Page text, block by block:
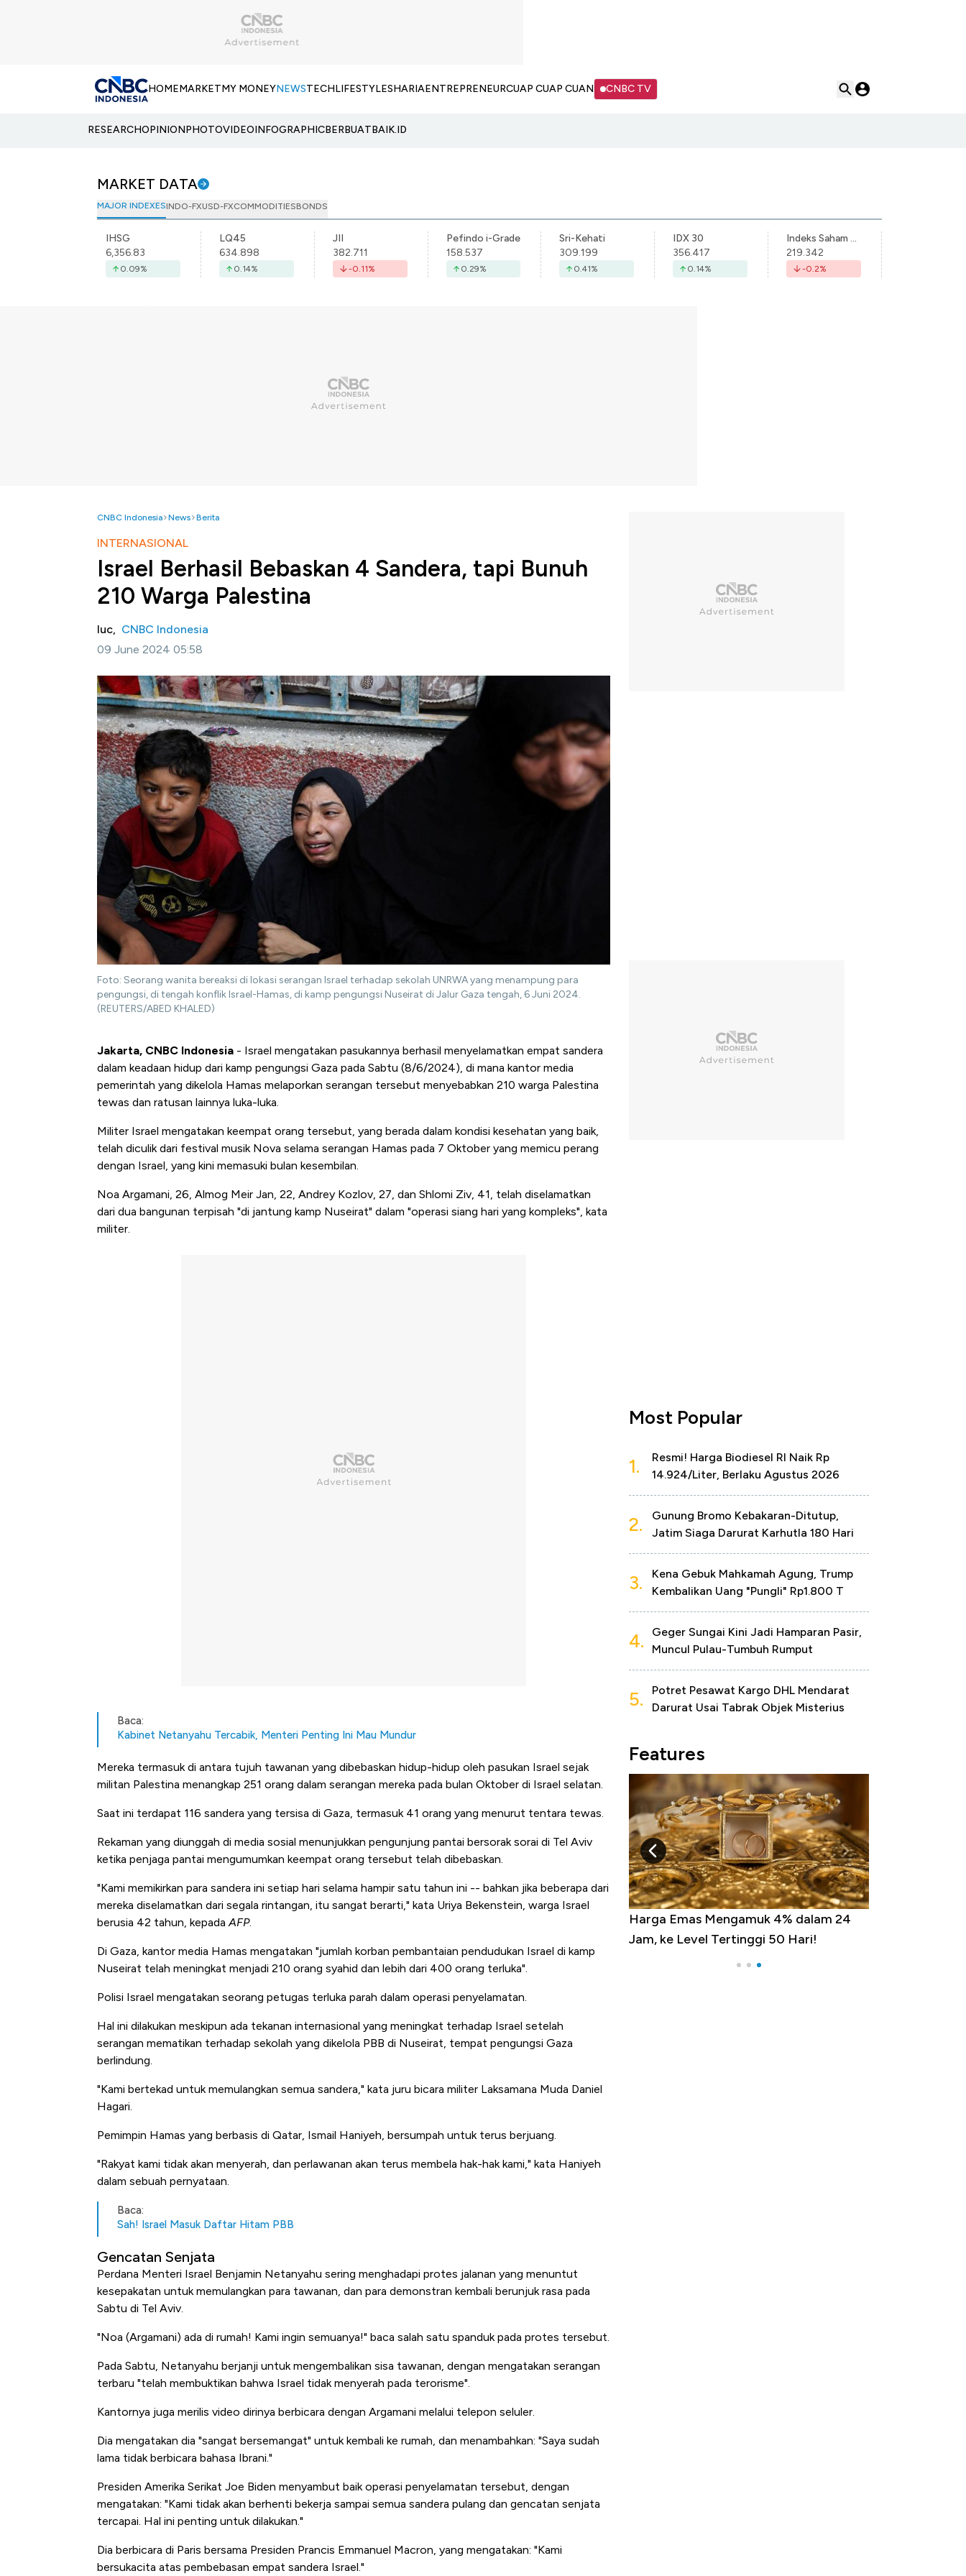
HOMEMARKETMY MONEYNEWSTECHLIFESTYLESHARIAENTREPRENEURCUAP CUAP CUAN CNBC TV
RESEARCHOPINIONPHOTOVIDEOINFOGRAPHICBERBUATBAIK.ID
MARKET DATA
MAJOR INDEXESINDO-FXUSD-FXCOMMODITIESBONDS
IHSG
6,356.83
0.09%
LQ45
634.898
0.14%
JII
382.711
-0.11%
Pefindo i-Grade
158.537
0.29%
Sri-Kehati
309.199
0.41%
IDX 30
356.417
0.14%
Indeks Saham Syariah Indonesia
219.342
-0.2%
CNBC Indonesia News Berita
INTERNASIONAL
Israel Berhasil Bebaskan 4 Sandera, tapi Bunuh
210 Warga Palestina
luc, CNBC Indonesia
09 June 2024 05:58
Foto: Seorang wanita bereaksi di lokasi serangan Israel terhadap sekolah UNRWA yang menampung para
pengungsi, di tengah konflik Israel-Hamas, di kamp pengungsi Nuseirat di Jalur Gaza tengah, 6 Juni 2024.
(REUTERS/ABED KHALED)
Jakarta, CNBC Indonesia - Israel mengatakan pasukannya berhasil menyelamatkan empat sandera
dalam keadaan hidup dari kamp pengungsi Gaza pada Sabtu (8/6/2024), di mana kantor media
pemerintah yang dikelola Hamas melaporkan serangan tersebut menyebabkan 210 warga Palestina
tewas dan ratusan lainnya luka-luka.
Militer Israel mengatakan keempat orang tersebut, yang berada dalam kondisi kesehatan yang baik,
telah diculik dari festival musik Nova selama serangan Hamas pada 7 Oktober yang memicu perang
dengan Israel, yang kini memasuki bulan kesembilan.
Noa Argamani, 26, Almog Meir Jan, 22, Andrey Kozlov, 27, dan Shlomi Ziv, 41, telah diselamatkan
dari dua bangunan terpisah "di jantung kamp Nuseirat" dalam "operasi siang hari yang kompleks", kata
militer.
Baca:
Kabinet Netanyahu Tercabik, Menteri Penting Ini Mau Mundur
Mereka termasuk di antara tujuh tawanan yang dibebaskan hidup-hidup oleh pasukan Israel sejak
militan Palestina menangkap 251 orang dalam serangan mereka pada bulan Oktober di Israel selatan.
Saat ini terdapat 116 sandera yang tersisa di Gaza, termasuk 41 orang yang menurut tentara tewas.
Rekaman yang diunggah di media sosial menunjukkan pengunjung pantai bersorak sorai di Tel Aviv
ketika penjaga pantai mengumumkan keempat orang tersebut telah dibebaskan.
"Kami memikirkan para sandera ini setiap hari selama hampir satu tahun ini -- bahkan jika beberapa dari
mereka diselamatkan dari segala rintangan, itu sangat berarti," kata Uriya Bekenstein, warga Israel
berusia 42 tahun, kepadaAFP.
Di Gaza, kantor media Hamas mengatakan "jumlah korban pembantaian pendudukan Israel di kamp
Nuseirat telah meningkat menjadi 210 orang syahid dan lebih dari 400 orang terluka".
Polisi Israel mengatakan seorang petugas terluka parah dalam operasi penyelamatan.
Hal ini dilakukan meskipun ada tekanan internasional yang meningkat terhadap Israel setelah
serangan mematikan terhadap sekolah yang dikelola PBB di Nuseirat, tempat pengungsi Gaza
berlindung.
"Kami bertekad untuk memulangkan semua sandera," kata juru bicara militer Laksamana Muda Daniel
Hagari.
Pemimpin Hamas yang berbasis di Qatar, Ismail Haniyeh, bersumpah untuk terus berjuang.
"Rakyat kami tidak akan menyerah, dan perlawanan akan terus membela hak-hak kami," kata Haniyeh
dalam sebuah pernyataan.
Baca:
Sah! Israel Masuk Daftar Hitam PBB
Gencatan Senjata
Perdana Menteri Israel Benjamin Netanyahu sering menghadapi protes jalanan yang menuntut
kesepakatan untuk memulangkan para tawanan, dan para demonstran kembali berunjuk rasa pada
Sabtu di Tel Aviv.
"Noa (Argamani) ada di rumah! Kami ingin semuanya!" baca salah satu spanduk pada protes tersebut.
Pada Sabtu, Netanyahu berjanji untuk mengembalikan sisa tawanan, dengan mengatakan serangan
terbaru "telah membuktikan bahwa Israel tidak menyerah pada terorisme".
Kantornya juga merilis video dirinya berbicara dengan Argamani melalui telepon seluler.
Dia mengatakan dia "sangat bersemangat" untuk kembali ke rumah, dan menambahkan: "Saya sudah
lama tidak berbicara bahasa Ibrani."
Presiden Amerika Serikat Joe Biden menyambut baik operasi penyelamatan tersebut, dengan
mengatakan: "Kami tidak akan berhenti bekerja sampai semua sandera pulang dan gencatan senjata
tercapai. Hal ini penting untuk dilakukan."
Dia berbicara di Paris bersama Presiden Prancis Emmanuel Macron, yang mengatakan: "Kami
bersukacita atas pembebasan empat sandera Israel."
Most Popular
1.
Resmi! Harga Biodiesel RI Naik Rp
14.924/Liter, Berlaku Agustus 2026
2.
Gunung Bromo Kebakaran-Ditutup,
Jatim Siaga Darurat Karhutla 180 Hari
3.
Kena Gebuk Mahkamah Agung, Trump
Kembalikan Uang "Pungli" Rp1.800 T
4.
Geger Sungai Kini Jadi Hamparan Pasir,
Muncul Pulau-Tumbuh Rumput
5.
Potret Pesawat Kargo DHL Mendarat
Darurat Usai Tabrak Objek Misterius
Features
5 Raja Ekonomi Indonesia: Maaf, Gak
Harga Emas Mengamuk 4% dalam 24
Jam, ke Level Tertinggi 50 Hari!